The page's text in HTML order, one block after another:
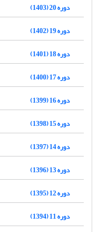
دوره 20 (1403)
دوره 19 (1402)
دوره 18 (1401)
دوره 17 (1400)
دوره 16 (1399)
دوره 15 (1398)
دوره 14 (1397)
دوره 13 (1396)
دوره 12 (1395)
دوره 11 (1394)